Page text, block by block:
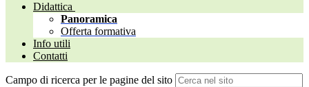
Didattica
Panoramica
Offerta formativa
Info utili
Contatti
Campo di ricerca per le pagine del sito